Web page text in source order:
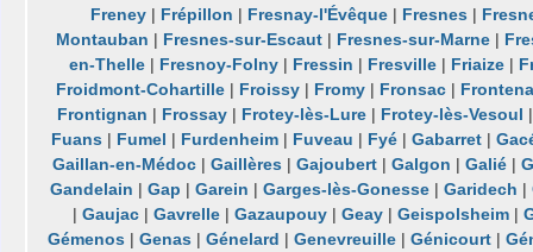
Freney| Frépillon | Fresnay-l'Évêque| Fresnes|
Montauban | Fresnes-sur-Escaut| Fresnes-sur-Marne|
en-Thelle| Fresnoy-Folny| Fressin | Fresville| Friaize|
Froidmont-Cohartille | Froissy | Fromy | Fronsac |
Frontignan | Frossay | Frotey-lès-Lure | Frotey-lès-Vesoul
Fuans | Fumel | Furdenheim | Fuveau | Fyé |Gabarret |
Gaillan-en-Médoc| Gaillères| Gajoubert| Galgon | Galié|
Gandelain |Gap |Garein |Garges-lès-Gonesse |Garidech |
|Gaujac |Gavrelle |Gazaupouy |Geay |Geispolsheim |
Gémenos |Genas |Génelard |Genevreuille |Génicourt |